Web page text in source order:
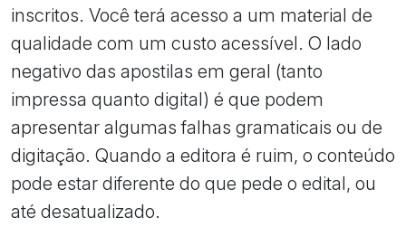
inscritos. Você terá acesso a um material de
qualidade com um custo acessível. O lado
negativo das apostilas em geral (tanto
impressa quanto digital) é que podem
apresentar algumas falhas gramaticais ou de
digitação. Quando a editora é ruim, o conteúdo
pode estar diferente do que pede o edital, ou
até desatualizado.